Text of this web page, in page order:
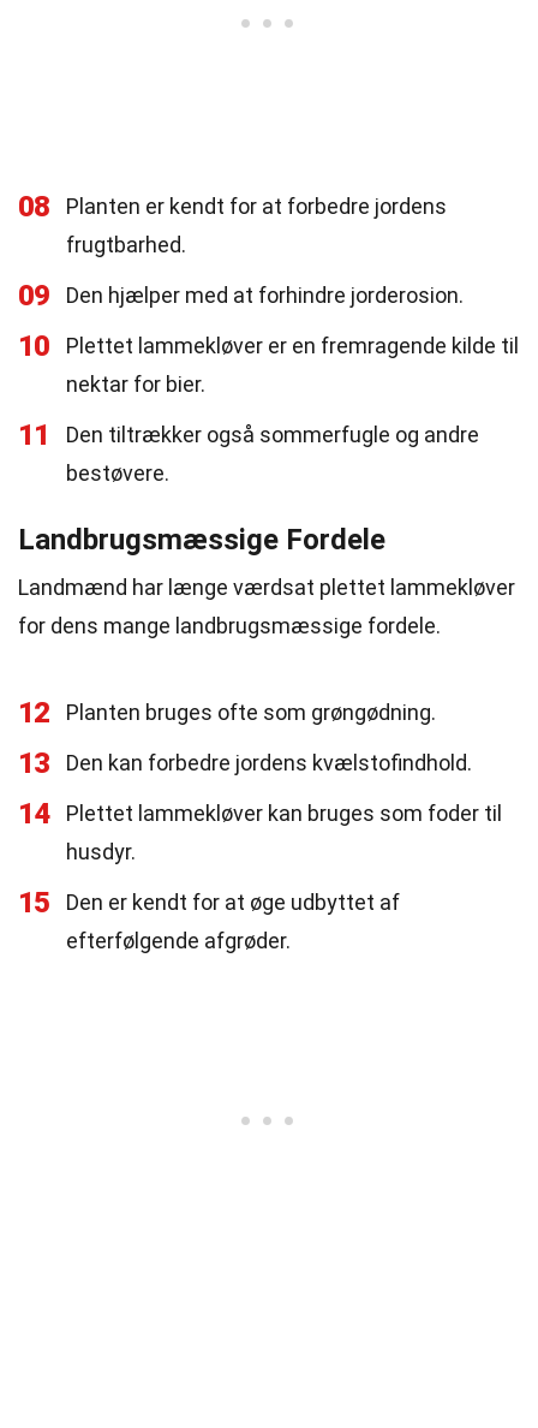
08
Planten er kendt for at forbedre jordens
frugtbarhed.
09 Den hjælper med at forhindre jorderosion.
10
Plettet lammekløver er en fremragende kilde til
nektar for bier.
11
Den tiltrækker også sommerfugle og andre
bestøvere.
Landbrugsmæssige Fordele
Landmænd har længe værdsat plettet lammekløver
for dens mange landbrugsmæssige fordele.
12 Planten bruges ofte som grøngødning.
13 Den kan forbedre jordens kvælstofindhold.
14
Plettet lammekløver kan bruges som foder til
husdyr.
15
Den er kendt for at øge udbyttet af
efterfølgende afgrøder.